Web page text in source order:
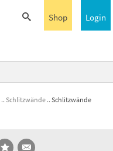
Login
Shop
Schlitzwände
Schlitzwände